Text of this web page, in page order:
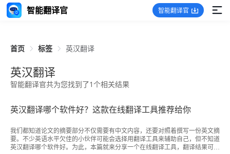
智能翻译官 智能翻译官
首页 标签 英汉翻译
英汉翻译
智能翻译官共为您找到了1个相关结果
英汉翻译哪个软件好？这款在线翻译工具推荐给你
我们都知道论文的摘要部分不仅需要有中文内容，还要对照着撰写一份英文摘
要。不少英语水平欠佳的小伙伴可能会选择用翻译工具来辅助自己，但不知道
英汉翻译哪个软件好。为此，本篇就来分享一个在线翻译工具，翻译结果可